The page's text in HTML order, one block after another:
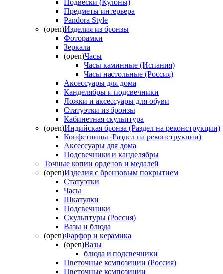
Подвески (Кулоны)
Предметы интерьера
Pandora Style
(open)Изделия из бронзы
Фоторамки
Зеркала
(open)Часы
Часы каминные (Испания)
Часы настольные (Россия)
Аксессуары для дома
Канделябры и подсвечники
Ложки и аксессуары для обуви
Статуэтки из бронзы
Кабинетная скульптура
(open)Индийская бронза (Раздел на реконструкции)
Конфетницы (Раздел на реконструкции)
Аксессуары для дома
Подсвечники и канделябры
Точные копии орденов и медалей
(open)Изделия с бронзовым покрытием
Статуэтки
Часы
Шкатулки
Подсвечники
Скульптуры (Россия)
Вазы и блюда
(open)Фарфор и керамика
(open)Вазы
блюда и подсвечники
Цветочные композиции (Россия)
Цветочные композиции